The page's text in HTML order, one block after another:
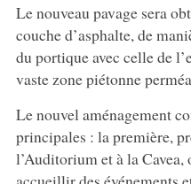
Le nouveau pavage sera
couche d’asphalte, de
du portique avec celle de
vaste zone piétonne
Le nouvel aménagement
principales : la première,
l’Auditorium et à la